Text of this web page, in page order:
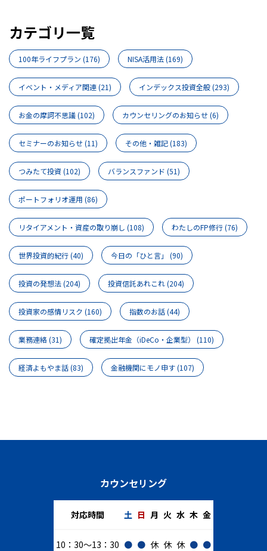
カテゴリ一覧
100年ライフプラン (176) NISA活用法(169)
イベント・メディア関連(21) インデックス投資全般(293)
お金の摩訶不思議(102) カウンセリングのお知らせ(6)
セミナーのお知らせ(11) その他・雑記(183)
つみたて投資(102) バランスファンド (51)
ポートフォリオ運用 (86)
リタイアメント・資産の取り崩し (108) わたしのFP修行(76)
世界投資的紀行(40) 今日の「ひと言」 (90)
投資の発想法(204) 投資信託あれこれ(204)
投資家の感情リスク (160) 指数のお話(44)
業務連絡(31) 確定拠出年金（iDeCo・企業型） (110)
経済よもやま話(83) 金融機関にモノ申す(107)
カウンセリング
対応時間 土 日 月 火 水 木 金
10：30～13：30 ● ● 休 休 休 ● ●